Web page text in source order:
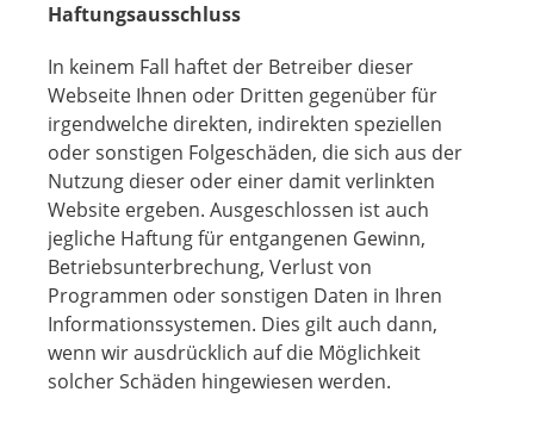
Haftungsausschluss
In keinem Fall haftet der Betreiber dieser
Webseite Ihnen oder Dritten gegenüber für
irgendwelche direkten, indirekten speziellen
oder sonstigen Folgeschäden, die sich aus der
Nutzung dieser oder einer damit verlinkten
Website ergeben. Ausgeschlossen ist auch
jegliche Haftung für entgangenen Gewinn,
Betriebsunterbrechung, Verlust von
Programmen oder sonstigen Daten in Ihren
Informationssystemen. Dies gilt auch dann,
wenn wir ausdrücklich auf die Möglichkeit
solcher Schäden hingewiesen werden.